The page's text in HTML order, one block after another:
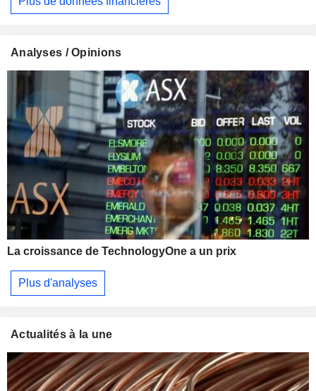
Analyses / Opinions
La croissance de TechnologyOne a un prix
Plus d'analyses
Actualités à la une